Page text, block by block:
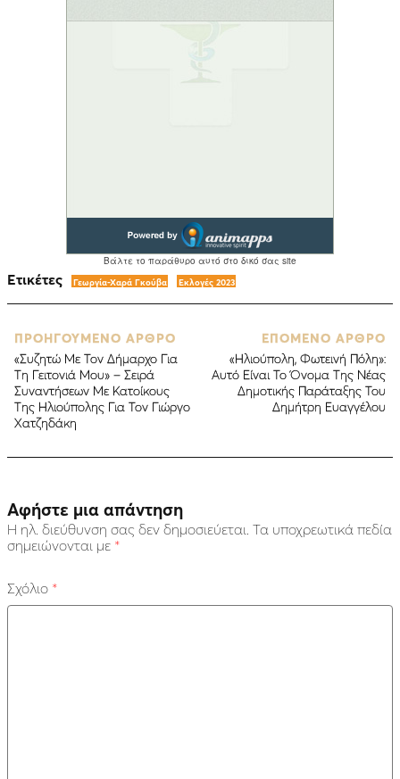
Ετικέτες Γεωργία-Χαρά Γκούβα Εκλογές 2023
ΠΡΟΗΓΟΥΜΕΝΟ ΑΡΘΡΟ
«Συζητώ Με Τον Δήμαρχο Για
Τη Γειτονιά Μου» – Σειρά
Συναντήσεων Με Κατοίκους
Της Ηλιούπολης Για Τον Γιώργο
Χατζηδάκη
ΕΠΟΜΕΝΟ ΑΡΘΡΟ
«Ηλιούπολη, Φωτεινή Πόλη»:
Αυτό Είναι Το Όνομα Της Νέας
Δημοτικής Παράταξης Του
Δημήτρη Ευαγγέλου
Αφήστε μια απάντηση
Η ηλ. διεύθυνση σας δεν δημοσιεύεται. Τα υποχρεωτικά πεδία
σημειώνονται με *
Σχόλιο *